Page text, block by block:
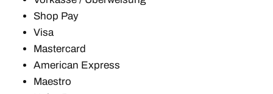
Shop Pay
Visa
Mastercard
American Express
Maestro